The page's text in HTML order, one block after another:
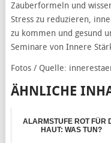
Zauberformeln und
Stress zu reduzieren,
zu kommen und gesund
Seminare von Innere
Fotos / Quelle:
ÄHNLICHE
ALARMSTUFE ROT FÜR
HAUT: WAS TUN?